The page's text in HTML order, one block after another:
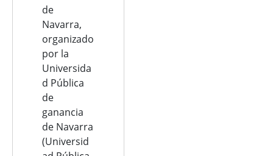
de
Navarra,
organizado
por la
Universida
d Pública
de
ganancia
de Navarra
(Universid